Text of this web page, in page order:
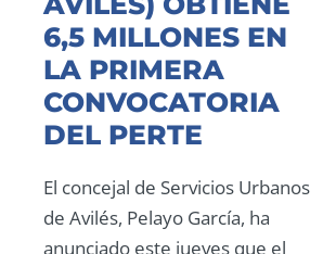
6,5 MILLONES EN
LA PRIMERA
CONVOCATORIA
DEL PERTE
El concejal de Servicios Urbanos
de Avilés, Pelayo García, ha
anunciado este jueves que el